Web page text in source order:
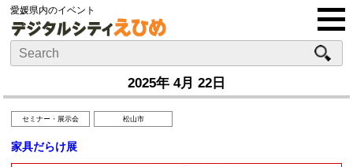
愛媛県内のイベント
2025年 4月 22日
セミナー・展示会 松山市
家具だらけ展